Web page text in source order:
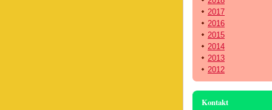
2017
2016
2015
2014
2013
2012
Kontakt